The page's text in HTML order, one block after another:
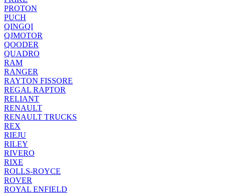
PROTON
PUCH
QINGQI
QJMOTOR
QOODER
QUADRO
RAM
RANGER
RAYTON FISSORE
REGAL RAPTOR
RELIANT
RENAULT
RENAULT TRUCKS
REX
RIEJU
RILEY
RIVERO
RIXE
ROLLS-ROYCE
ROVER
ROYAL ENFIELD